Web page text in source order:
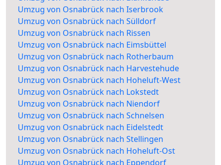
Umzug von Osnabrück nach Iserbrook
Umzug von Osnabrück nach Sülldorf
Umzug von Osnabrück nach Rissen
Umzug von Osnabrück nach Eimsbüttel
Umzug von Osnabrück nach Rotherbaum
Umzug von Osnabrück nach Harvestehude
Umzug von Osnabrück nach Hoheluft-West
Umzug von Osnabrück nach Lokstedt
Umzug von Osnabrück nach Niendorf
Umzug von Osnabrück nach Schnelsen
Umzug von Osnabrück nach Eidelstedt
Umzug von Osnabrück nach Stellingen
Umzug von Osnabrück nach Hoheluft-Ost
Umzug von Osnabrück nach Eppendorf